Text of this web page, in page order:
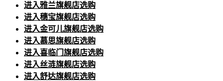
进入雅兰旗舰店选购
进入穗宝旗舰店选购
进入金可儿旗舰店选购
进入慕思旗舰店选购
进入喜临门旗舰店选购
进入丝涟旗舰店选购
进入舒达旗舰店选购